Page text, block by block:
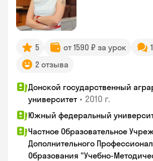
5 от 1590 ₽ за урок
2 отзыва
Донской государственный
университет • 2010 г.
Южный федеральный
Частное Образовательное
Дополнительного
Образования "Учебно-